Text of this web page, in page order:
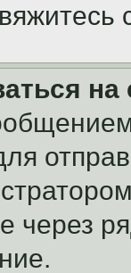
через